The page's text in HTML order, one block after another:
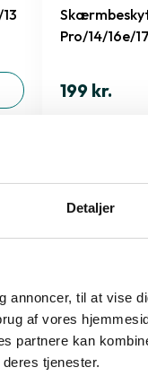
Detaljer
annoncer, til at vise
af vores
partnere kan
tjenester.
Pro/14/16e/
199 kr.
Samsung